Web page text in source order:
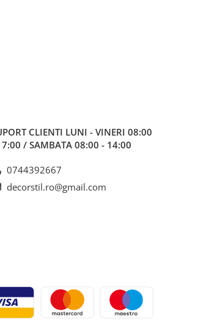
CLIENTI LUNI - VINERI 08:00
/ SAMBATA 08:00 - 14:00
0744392667
decorstil.ro@gmail.com